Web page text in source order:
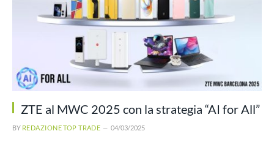
ZTE al MWC 2025 con la strategia “AI for All”
BY REDAZIONE TOP TRADE 04/03/2025